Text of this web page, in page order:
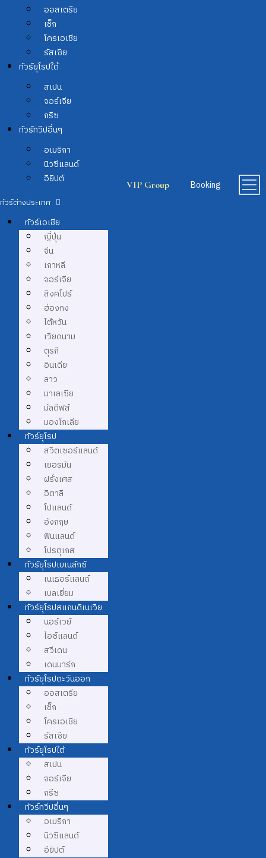
ออสเตรีย
เช็ก
โครเอเชีย
รัสเซีย
ทัวร์ยุโรปใต้
สเปน
จอร์เจีย
กรีซ
ทัวร์ทวีปอื่นๆ
อเมริกา
นิวซีแลนด์
อียิปต์
ทัวร์เอเชีย
ญี่ปุ่น
จีน
เกาหลี
จอร์เจีย
สิงคโปร์
ฮ่องกง
ไต้หวัน
เวียดนาม
ตุรกี
อินเดีย
ลาว
มาเลเซีย
มัลดีฟส์
มองโกเลีย
ทัวร์ยุโรป
สวิตเซอร์แลนด์
เยอรมัน
ฝรั่งเศส
อิตาลี
โปแลนด์
อังกฤษ
ฟินแลนด์
โปรตุเกส
ทัวร์ยุโรปเบเนลักซ์
เนเธอร์แลนด์
เบลเยี่ยม
ทัวร์ยุโรปสแกนดิเนเวีย
นอร์เวย์
ไอซ์แลนด์
สวีเดน
เดนมาร์ก
ทัวร์ยุโรปตะวันออก
ออสเตรีย
เช็ก
โครเอเชีย
รัสเซีย
ทัวร์ยุโรปใต้
สเปน
จอร์เจีย
กรีซ
ทัวร์ทวีปอื่นๆ
อเมริกา
นิวซีแลนด์
อียิปต์
VIP Group Booking